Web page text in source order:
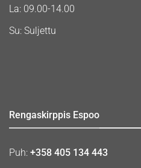
La: 09.00-14.00
Su: Suljettu
Rengaskirppis Espoo
Puh: +358 405 134 443